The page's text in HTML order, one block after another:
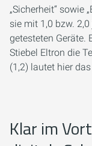
„Sicherheit“ sowie
sie mit 1,0 bzw.
getesteten Geräte.
Stiebel Eltron die
(1,2) lautet hier
Klar im